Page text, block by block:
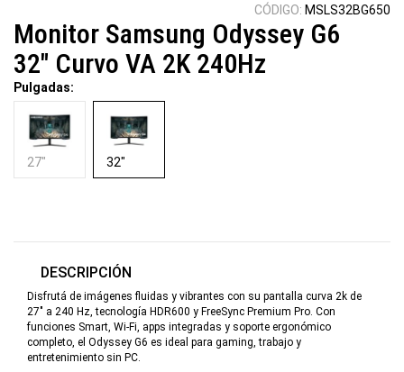
CÓDIGO: MSLS32BG650
Monitor Samsung Odyssey G6
32" Curvo VA 2K 240Hz
Pulgadas:
27" 32"
DESCRIPCIÓN
Disfrutá de imágenes fluidas y vibrantes con su pantalla curva 2k de
27" a 240 Hz, tecnología HDR600 y FreeSync Premium Pro. Con
funciones Smart, Wi-Fi, apps integradas y soporte ergonómico
completo, el Odyssey G6 es ideal para gaming, trabajo y
entretenimiento sin PC.